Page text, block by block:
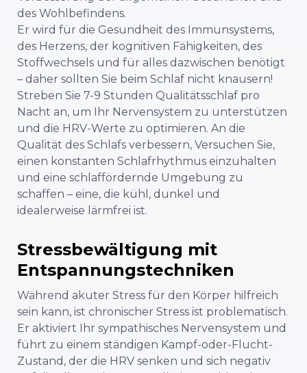
des Wohlbefindens.
Er wird für die Gesundheit des Immunsystems,
des Herzens, der kognitiven Fähigkeiten, des
Stoffwechsels und für alles dazwischen benötigt
– daher sollten Sie beim Schlaf nicht knausern!
Streben Sie 7-9 Stunden Qualitätsschlaf pro
Nacht an, um Ihr Nervensystem zu unterstützen
und die HRV-Werte zu optimieren. An die
Qualität des Schlafs verbessern, Versuchen Sie,
einen konstanten Schlafrhythmus einzuhalten
und eine schlaffördernde Umgebung zu
schaffen – eine, die kühl, dunkel und
idealerweise lärmfrei ist.
Stressbewältigung mit
Entspannungstechniken
Während akuter Stress für den Körper hilfreich
sein kann, ist chronischer Stress ist problematisch.
Er aktiviert Ihr sympathisches Nervensystem und
führt zu einem ständigen Kampf-oder-Flucht-
Zustand, der die HRV senken und sich negativ